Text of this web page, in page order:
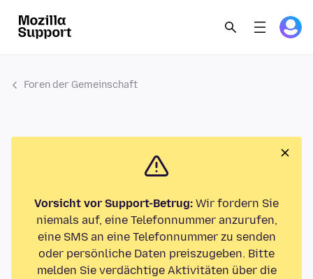
Foren der Gemeinschaft
Vorsicht vor Support-Betrug: Wir fordern Sie
niemals auf, eine Telefonnummer anzurufen,
eine SMS an eine Telefonnummer zu senden
oder persönliche Daten preiszugeben. Bitte
melden Sie verdächtige Aktivitäten über die